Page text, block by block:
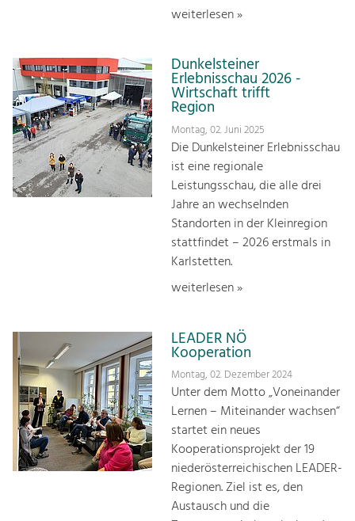
weiterlesen »
Dunkelsteiner
Erlebnisschau 2026 -
Wirtschaft trifft
Region
Montag, 02. Juni 2025
Die Dunkelsteiner Erlebnisschau
ist eine regionale
Leistungsschau, die alle drei
Jahre an wechselnden
Standorten in der Kleinregion
stattfindet – 2026 erstmals in
Karlstetten.
weiterlesen »
LEADER NÖ
Kooperation
Montag, 02. Dezember 2024
Unter dem Motto „Voneinander
Lernen – Miteinander wachsen“
startet ein neues
Kooperationsprojekt der 19
niederösterreichischen LEADER-
Regionen. Ziel ist es, den
Austausch und die